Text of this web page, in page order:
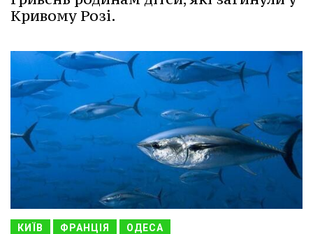
Кривому Розі.
КИЇВ ФРАНЦІЯ ОДЕСА